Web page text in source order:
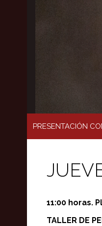
PRESENTACIÓN
11:00 horas.
TALLER DE